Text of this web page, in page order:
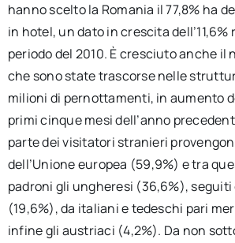
hanno scelto la Romania il 77,8% ha
in hotel, un dato in crescita
periodo del 2010. È cresciuto anche il
che sono state trascorse nelle
milioni di pernottamenti, in aumento
primi cinque mesi dell’anno
parte dei visitatori stranieri
dell’Unione europea (59,9%) e tra
padroni gli ungheresi (36,6%), seguiti
(19,6%), da italiani e tedeschi pari
infine gli austriaci (4,2%). Da non